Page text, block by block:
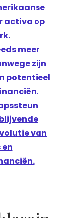
activa op
meer
zijn
potentieel
van